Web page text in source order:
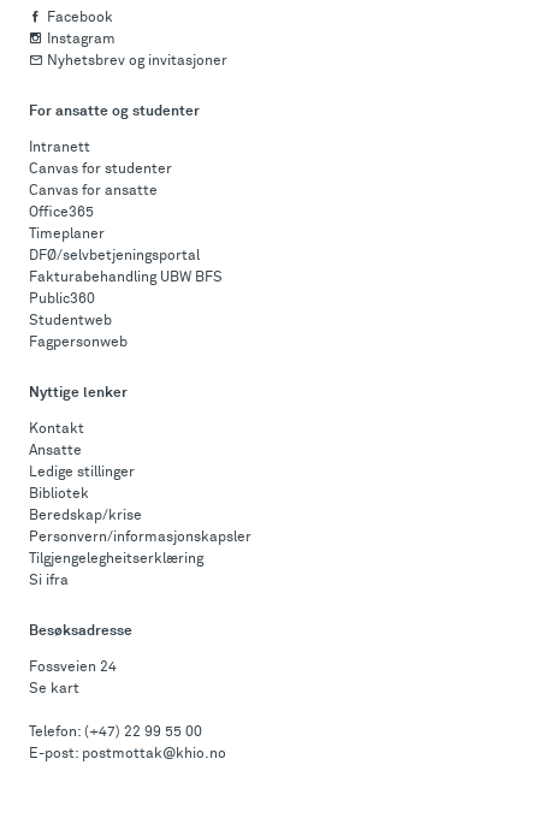
Facebook
Instagram
Nyhetsbrev og invitasjoner
For ansatte og studenter
Intranett
Canvas for studenter
Canvas for ansatte
Office365
Timeplaner
DFØ/selvbetjeningsportal
Fakturabehandling UBW BFS
Public360
Studentweb
Fagpersonweb
Nyttige lenker
Kontakt
Ansatte
Ledige stillinger
Bibliotek
Beredskap/krise
Personvern/informasjonskapsler
Tilgjengelegheitserklæring
Si ifra
Besøksadresse
Fossveien 24
Se kart
Telefon: (+47) 22 99 55 00
E-post: postmottak@khio.no